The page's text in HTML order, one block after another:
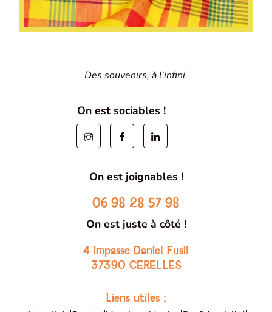
Des souvenirs, à l’infini.
On est sociables !
On est joignables !
06 98 28 57 98
On est juste à côté !
4 impasse Daniel Fusil
37390 CERELLES
Liens utiles :